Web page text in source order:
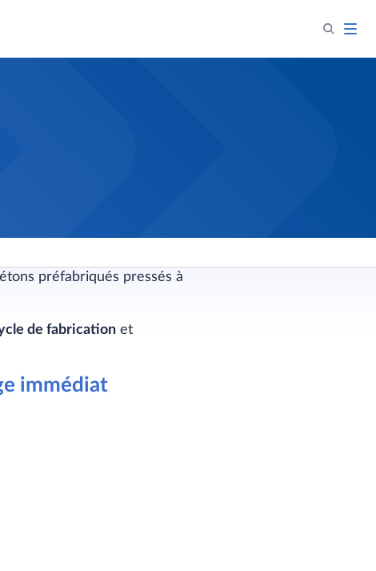
préfabriqués pressés à
de fabrication et
immédiat